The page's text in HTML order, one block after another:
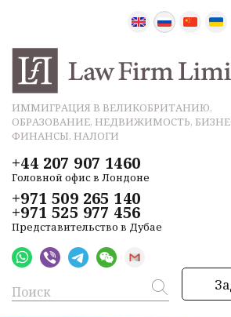
ИММИГРАЦИЯ В ВЕЛИКОБРИТАНИЮ,
ОБРАЗОВАНИЕ, НЕДВИЖИМОСТЬ,
ФИНАНСЫ, НАЛОГИ
+44 207 907 1460
Головной офис в Лондоне
+971 509 265 140
+971 525 977 456
Представительство в Дубае